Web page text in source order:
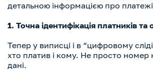
детальною інформацією про
1. Точна ідентифікація платників та
Тепер у виписці і в “цифровому
хто платив і кому. Не просто номер
дані.